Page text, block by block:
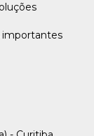
importantes